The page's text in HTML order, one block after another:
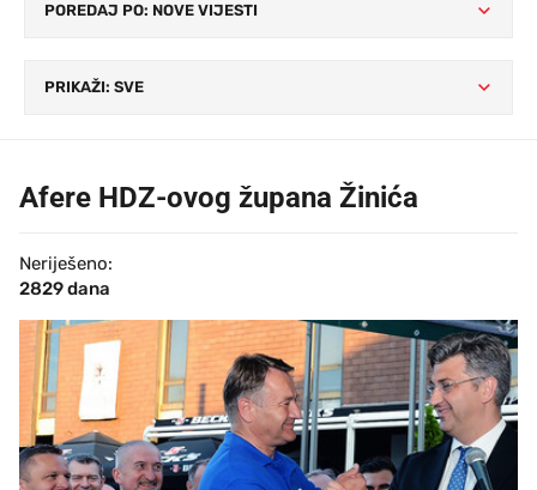
Afere HDZ-ovog župana Žinića
Neriješeno:
2829 dana